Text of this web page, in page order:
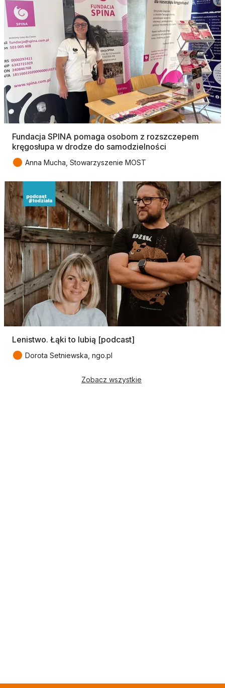
Fundacja SPINA pomaga osobom z rozszczepem
kręgosłupa w drodze do samodzielności
● Anna Mucha, Stowarzyszenie MOST
Lenistwo. Łąki to lubią [podcast]
● Dorota Setniewska, ngo.pl
Zobacz wszystkie